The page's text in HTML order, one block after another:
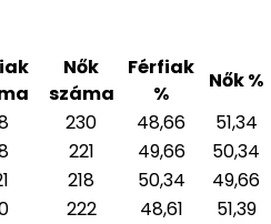
Nők
száma
Férfiak
%
Nők %
230 48,66
51,34
221 49,66
50,34
218 50,34
49,66
222 48,61
51,39